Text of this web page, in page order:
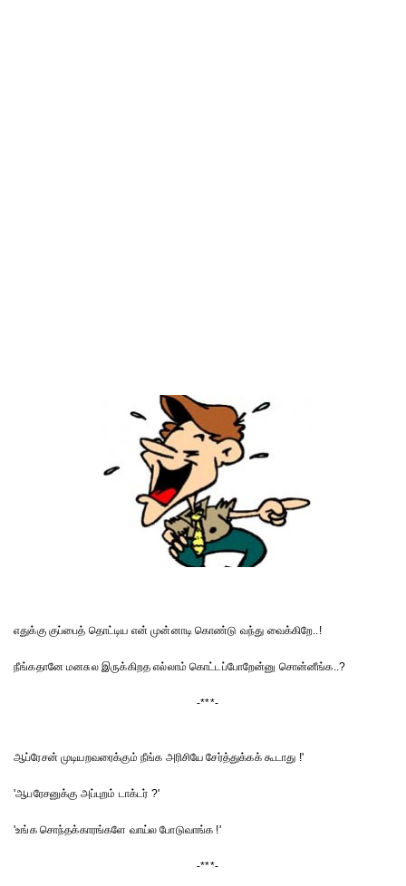
எதுக்கு குப்பைத் தொட்டிய என் முன்னாடி கொண்டு வந்து வைக்கிறே..!
நீங்கதானே மனசுல இருக்கிறத எல்லாம் கொட்டப்போறேன்னு சொன்னீங்க..?
-***-
ஆப்ரேசன் முடியறவரைக்கும் நீங்க அரிசியே சேர்த்துக்கக் கூடாது !'
'ஆபரேசனுக்கு அப்புறம் டாக்டர் ?'
'உங்க சொந்தக்காரங்களே வாய்ல போடுவாங்க !'
-***-